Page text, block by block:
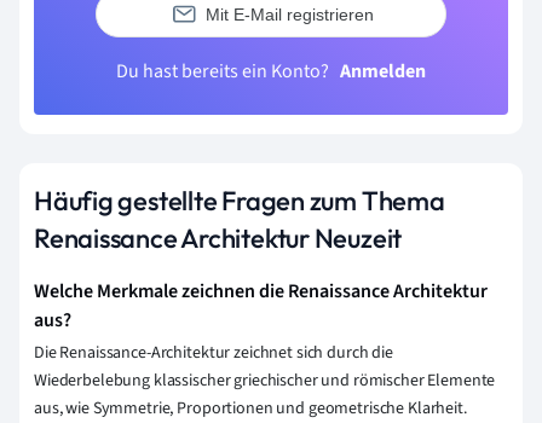
Mit E-Mail registrieren
Du hast bereits ein Konto? Anmelden
Häufig gestellte Fragen zum Thema
Renaissance Architektur Neuzeit
Welche Merkmale zeichnen die Renaissance Architektur
aus?
Die Renaissance-Architektur zeichnet sich durch die
Wiederbelebung klassischer griechischer und römischer Elemente
aus, wie Symmetrie, Proportionen und geometrische Klarheit.